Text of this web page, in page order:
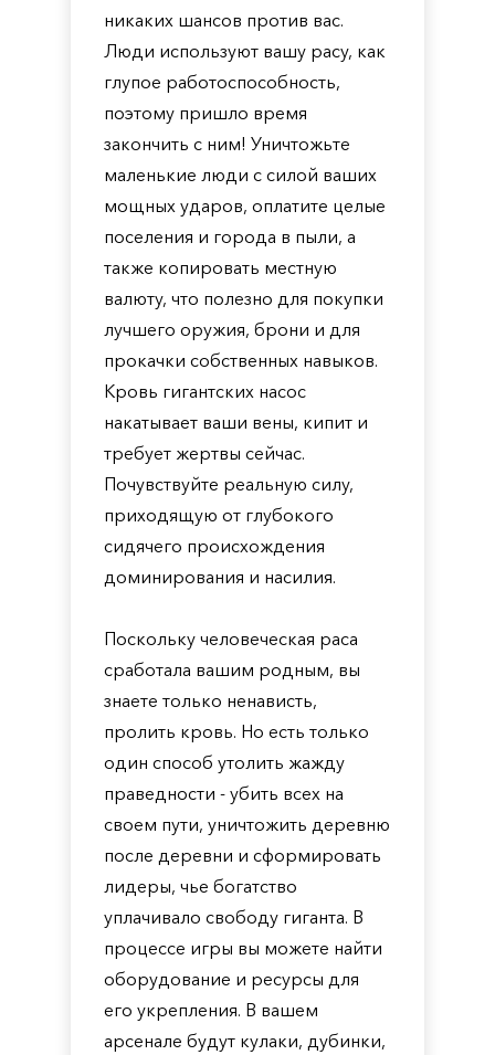
никаких шансов против вас.
Люди используют вашу расу, как
глупое работоспособность,
поэтому пришло время
закончить с ним! Уничтожьте
маленькие люди с силой ваших
мощных ударов, оплатите целые
поселения и города в пыли, а
также копировать местную
валюту, что полезно для покупки
лучшего оружия, брони и для
прокачки собственных навыков.
Кровь гигантских насос
накатывает ваши вены, кипит и
требует жертвы сейчас.
Почувствуйте реальную силу,
приходящую от глубокого
сидячего происхождения
доминирования и насилия.
Поскольку человеческая раса
сработала вашим родным, вы
знаете только ненависть,
пролить кровь. Но есть только
один способ утолить жажду
праведности - убить всех на
своем пути, уничтожить деревню
после деревни и сформировать
лидеры, чье богатство
уплачивало свободу гиганта. В
процессе игры вы можете найти
оборудование и ресурсы для
его укрепления. В вашем
арсенале будут кулаки, дубинки,